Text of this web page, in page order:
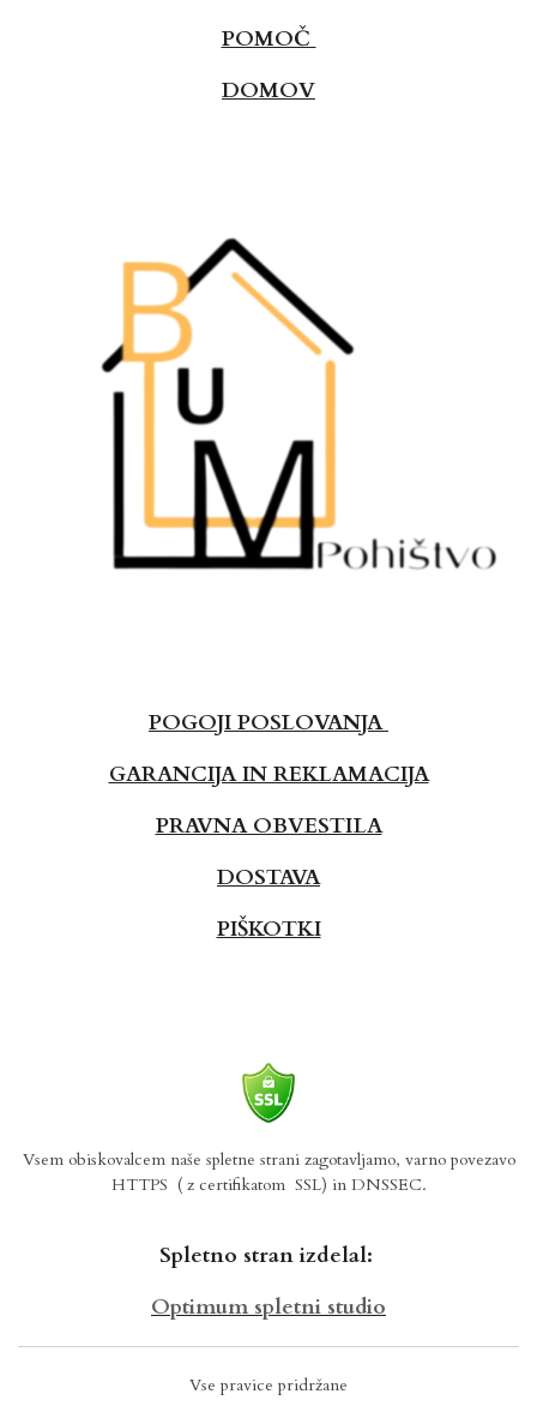
POMOČ
DOMOV
POGOJI POSLOVANJA
GARANCIJA IN REKLAMACIJA
PRAVNA OBVESTILA
DOSTAVA
PIŠKOTKI
Vsem obiskovalcem naše spletne strani zagotavljamo, varno povezavo
HTTPS ( z certifikatom SSL) in DNSSEC.
Spletno stran izdelal:
Optimum spletni studio
Vse pravice pridržane